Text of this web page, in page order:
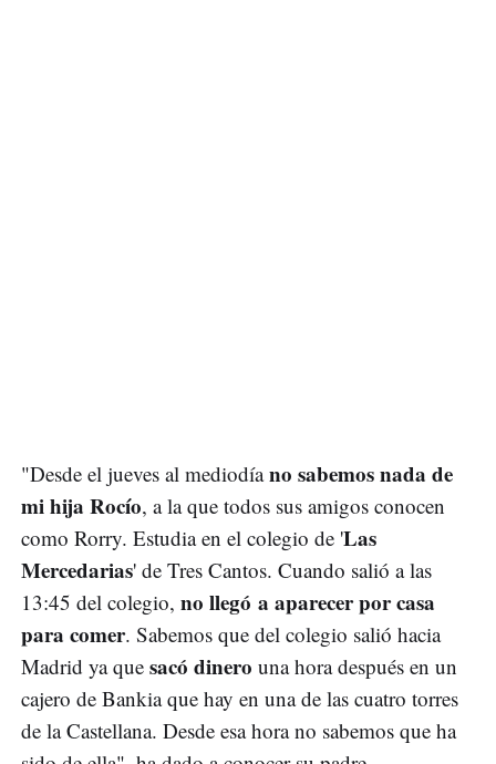
"Desde el jueves al mediodíano sabemos nada de
mi hija Rocío, a la que todos sus amigos conocen
como Rorry. Estudia en el colegio de 'Las
Mercedarias' de Tres Cantos. Cuando salió a las
13:45 del colegio, no llegó a aparecer por casa
para comer. Sabemos que del colegio salió hacia
Madrid ya que sacó dinero una hora después en un
cajero de Bankia que hay en una de las cuatro torres
de la Castellana. Desde esa hora no sabemos que ha